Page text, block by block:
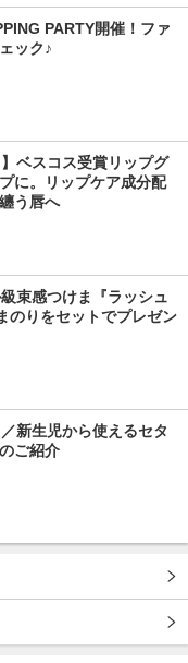
PARTY開催！ファ
ック♪
ベスコス受賞リップグ
に。リップケア成分配
う唇へ
束感つけま『ラッシュ
のりをセットでプレゼン
新生児から使えるセタ
ご紹介